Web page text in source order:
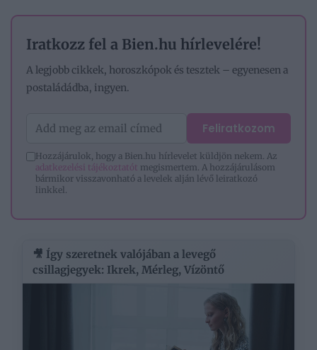
Iratkozz fel a Bien.hu hírlevelére!
A legjobb cikkek, horoszkópok és tesztek – egyenesen a
postaládádba, ingyen.
Feliratkozom
Hozzájárulok, hogy a Bien.hu hírlevelet küldjön nekem. Az
adatkezelési tájékoztatót megismertem. A hozzájárulásom
bármikor visszavonható a levelek alján lévő leiratkozó
linkkel.
🎥 Így szeretnek valójában a levegő
csillagjegyek: Ikrek, Mérleg, Vízöntő